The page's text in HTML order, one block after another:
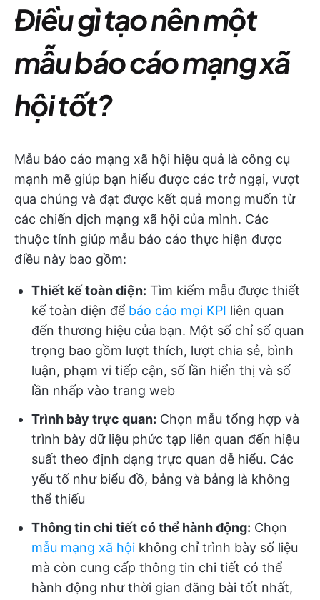
Điều gì tạo nên một
mẫu báo cáo mạng xã
hội tốt?
Mẫu báo cáo mạng xã hội hiệu quả là công cụ
mạnh mẽ giúp bạn hiểu được các trở ngại, vượt
qua chúng và đạt được kết quả mong muốn từ
các chiến dịch mạng xã hội của mình. Các
thuộc tính giúp mẫu báo cáo thực hiện được
điều này bao gồm:
Thiết kế toàn diện: Tìm kiếm mẫu được thiết
kế toàn diện để báo cáo mọi KPI liên quan
đến thương hiệu của bạn. Một số chỉ số quan
trọng bao gồm lượt thích, lượt chia sẻ, bình
luận, phạm vi tiếp cận, số lần hiển thị và số
lần nhấp vào trang web
Trình bày trực quan: Chọn mẫu tổng hợp và
trình bày dữ liệu phức tạp liên quan đến hiệu
suất theo định dạng trực quan dễ hiểu. Các
yếu tố như biểu đồ, bảng và bảng là không
thể thiếu
Thông tin chi tiết có thể hành động: Chọn
mẫu mạng xã hội không chỉ trình bày số liệu
mà còn cung cấp thông tin chi tiết có thể
hành động như thời gian đăng bài tốt nhất,